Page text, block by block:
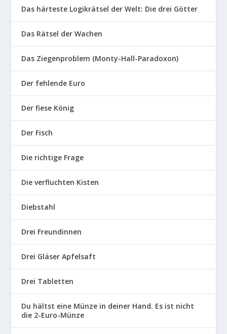
Das härteste Logikrätsel der Welt: Die drei Götter
Das Rätsel der Wachen
Das Ziegenproblem (Monty-Hall-Paradoxon)
Der fehlende Euro
Der fiese König
Der Fisch
Die richtige Frage
Die verfluchten Kisten
Diebstahl
Drei Freundinnen
Drei Gläser Apfelsaft
Drei Tabletten
Du hältst eine Münze in deiner Hand. Es ist nicht
die 2-Euro-Münze